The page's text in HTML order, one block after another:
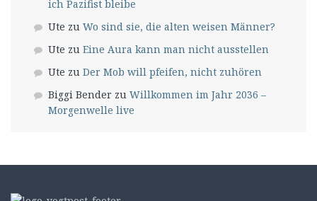
ich Pazifist bleibe
Ute zu Wo sind sie, die alten weisen Männer?
Ute zu Eine Aura kann man nicht ausstellen
Ute zu Der Mob will pfeifen, nicht zuhören
Biggi Bender zu Willkommen im Jahr 2036 –
Morgenwelle live